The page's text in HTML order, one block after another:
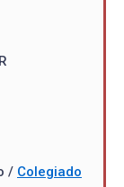
/ Colegiado